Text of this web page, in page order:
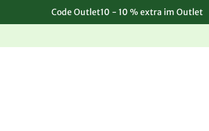
Code Outlet10 - 10 % extra im Outlet